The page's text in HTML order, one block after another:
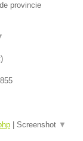
provincie
)
Screenshot ▼